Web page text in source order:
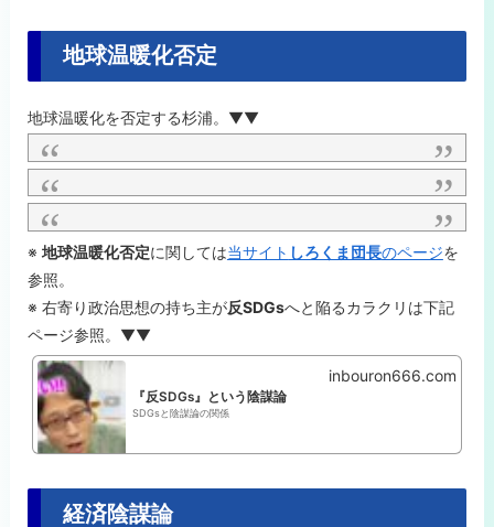
地球温暖化否定
地球温暖化を否定する杉浦。▼▼
※ 地球温暖化否定に関しては当サイト しろくま団長のページを
参照。
※ 右寄り政治思想の持ち主が反SDGsへと陥るカラクリは下記
ページ参照。▼▼
『反SDGs』という陰謀論
SDGsと陰謀論の関係
inbouron666.com
経済陰謀論